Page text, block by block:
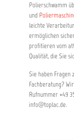
Polierschwamm
und
leichte
ermöglichen
profitieren vom
Qualität, die Sie
Sie haben Fragen
Fachberatung?
Rufnummer +49
info@toplac.de.